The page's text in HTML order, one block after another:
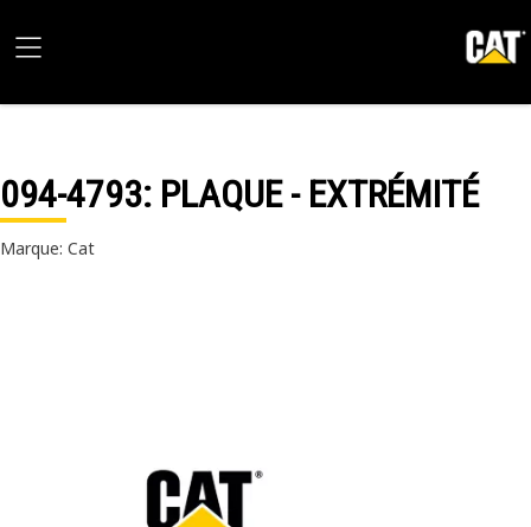
094-4793: PLAQUE - EXTRÉMITÉ
Marque: Cat